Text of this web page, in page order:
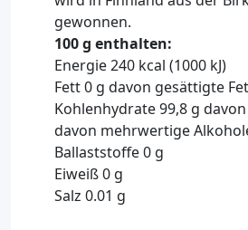
gewonnen.
100 g enthalten:
Energie 240 kcal (1000 kJ)
Fett 0 g davon gesättigte
Kohlenhydrate 99,8 g
davon mehrwertige
Ballaststoffe 0 g
Eiweiß 0 g
Salz 0.01 g